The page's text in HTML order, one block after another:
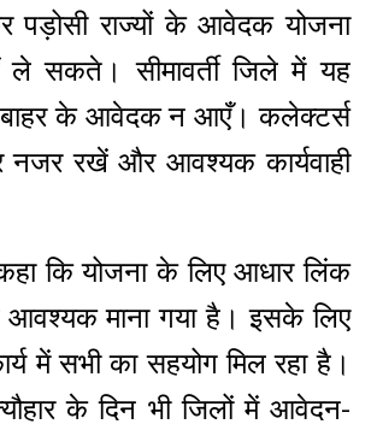
पड़ोसी राज्यों के आवेदक योजना
ले सकते। सीमावर्ती जिले में यह
बाहर के आवेदक न आएँ। कलेक्टर्स
नजर रखें और आवश्यक कार्यवाही
कि योजना के लिए आधार लिंक
माना गया है। इसके लिए
में सभी का सहयोग मिल रहा है।
के दिन भी जिलों में आवेदन-